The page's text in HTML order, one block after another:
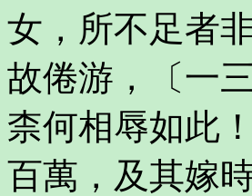
女，所不足者
故倦游，〔一
柰何相辱如此
百萬，及其嫁